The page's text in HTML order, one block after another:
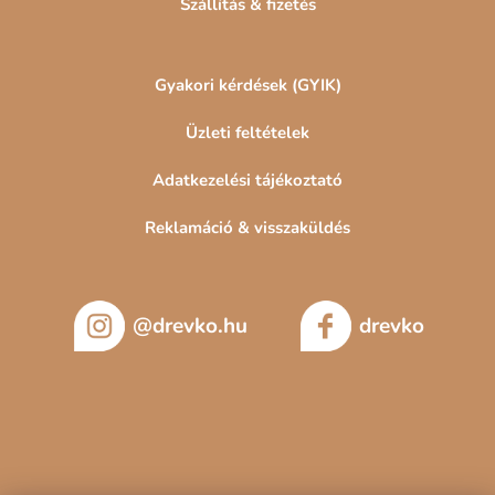
Szállítás & fizetés
Gyakori kérdések (GYIK)
Üzleti feltételek
Adatkezelési tájékoztató
Reklamáció & visszaküldés
@drevko.hu drevko